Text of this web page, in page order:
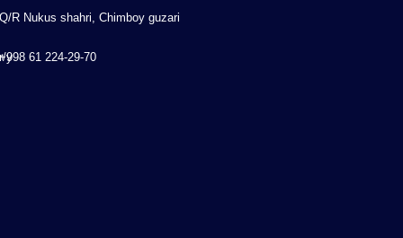
Q/R Nukus shahri, Chimboy guzari
r/y
+998 61 224-29-70